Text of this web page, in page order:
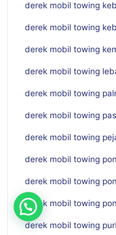
derek mobil towing
derek mobil towing
derek mobil towing
derek mobil towing
derek mobil towing
derek mobil towing
derek mobil towing
derek mobil towing
derek mobil towing
derek mobil towing
derek mobil towing